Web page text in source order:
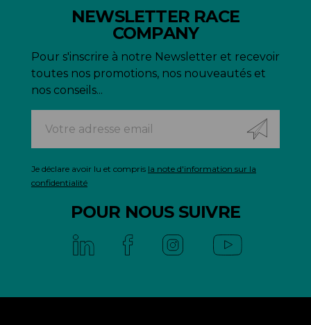
NEWSLETTER RACE
COMPANY
Pour s'inscrire à notre Newsletter et recevoir
toutes nos promotions, nos nouveautés et
nos conseils...
Je déclare avoir lu et compris la note d'information sur la
confidentialité
POUR NOUS SUIVRE